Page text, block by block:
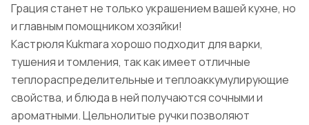
Грация станет не только украшением вашей кухне, но
и главным помощником хозяйки!
Кастрюля Kukmara хорошо подходит для варки,
тушения и томления, так как имеет отличные
теплораспределительные и теплоаккумулирующие
свойства, и блюда в ней получаются сочными и
ароматными. Цельнолитые ручки позволяют